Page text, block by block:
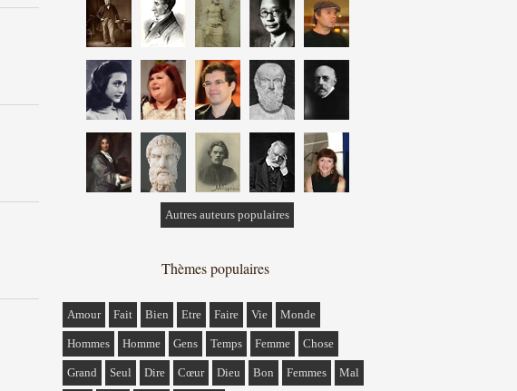
Autres auteurs populaires
Thèmes populaires
Amour Fait Bien Etre Faire Vie Monde
Hommes Homme Gens Temps Femme Chose
Grand Seul Dire Cœur Dieu Bon Femmes Mal